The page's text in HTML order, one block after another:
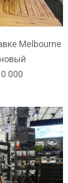
Melbourne
000